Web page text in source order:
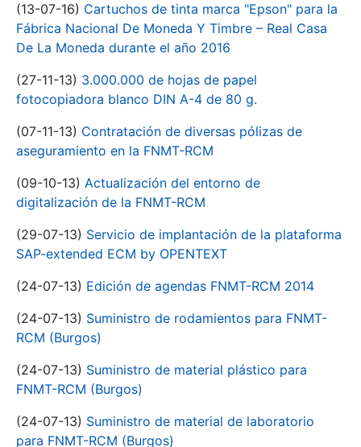
(13-07-16) Cartuchos de tinta marca "Epson" para la
Fábrica Nacional De Moneda Y Timbre – Real Casa
De La Moneda durante el año 2016
(27-11-13) 3.000.000 de hojas de papel
fotocopiadora blanco DIN A-4 de 80 g.
(07-11-13) Contratación de diversas pólizas de
aseguramiento en la FNMT-RCM
(09-10-13) Actualización del entorno de
digitalización de la FNMT-RCM
(29-07-13) Servicio de implantación de la plataforma
SAP-extended ECM by OPENTEXT
(24-07-13) Edición de agendas FNMT-RCM 2014
(24-07-13) Suministro de rodamientos para FNMT-
RCM (Burgos)
(24-07-13) Suministro de material plástico para
FNMT-RCM (Burgos)
(24-07-13) Suministro de material de laboratorio
para FNMT-RCM (Burgos)